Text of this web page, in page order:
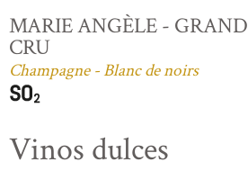
MARIE ANGÈLE - GRAND
CRU
Champagne - Blanc de noirs
Vinos dulces